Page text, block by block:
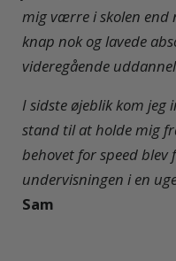
mig værre i skolen end
knap nok og lavede
videregående
I sidste øjeblik kom jeg
stand til at holde mig
behovet for speed blev
undervisningen i en
Sam